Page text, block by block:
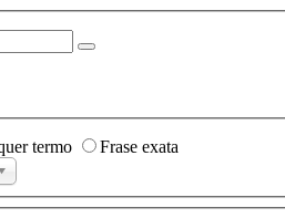
termo
Frase exata